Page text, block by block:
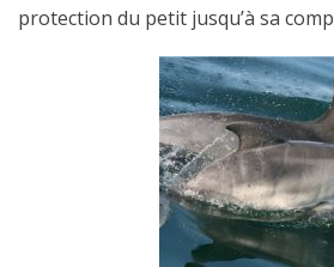
protection du petit jusqu’à sa